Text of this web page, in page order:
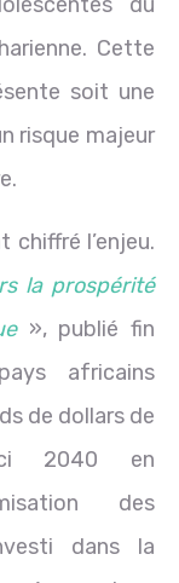
Cette
soit une
risque majeur
chiffré l’enjeu.
la prospérité
», publié fin
africains
de dollars de
2040 en
des
dans la